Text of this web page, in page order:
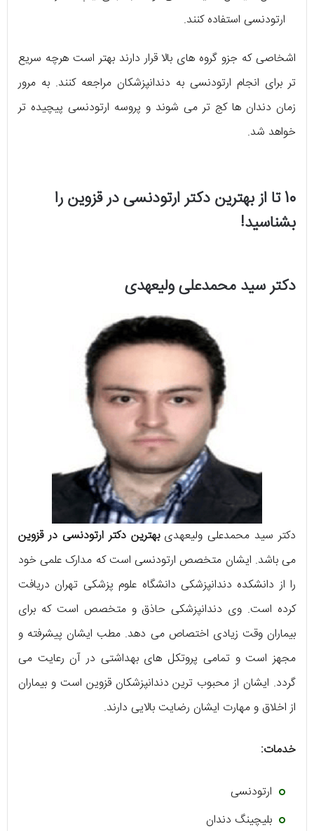
ارتودنسی استفاده کنند.
اشخاصی که جزو گروه های بالا قرار دارند بهتر است هرچه سریع
تر برای انجام ارتودنسی به دندانپزشکان مراجعه کنند. به مرور
زمان دندان ها کج تر می شوند و پروسه ارتودنسی پیچیده تر
خواهد شد.
10 تا از بهترین دکتر ارتودنسی در قزوین را
بشناسید!
دکتر سید محمدعلی ولیعهدی
دکتر سید محمدعلی ولیعهدیبهترین دکتر ارتودنسی در قزوین
می باشد. ایشان متخصص ارتودنسی است که مدارک علمی خود
را از دانشکده دندانپزشکی دانشگاه علوم پزشکی تهران دریافت
کرده است. وی دندانپزشکی حاذق و متخصص است که برای
بیماران وقت زیادی اختصاص می دهد. مطب ایشان پیشرفته و
مجهز است و تمامی پروتکل های بهداشتی در آن رعایت می
گردد. ایشان از محبوب ترین دندانپزشکان قزوین است و بیماران
از اخلاق و مهارت ایشان رضایت بالایی دارند.
خدمات:
ارتودنسی
بلیچینگ دندان